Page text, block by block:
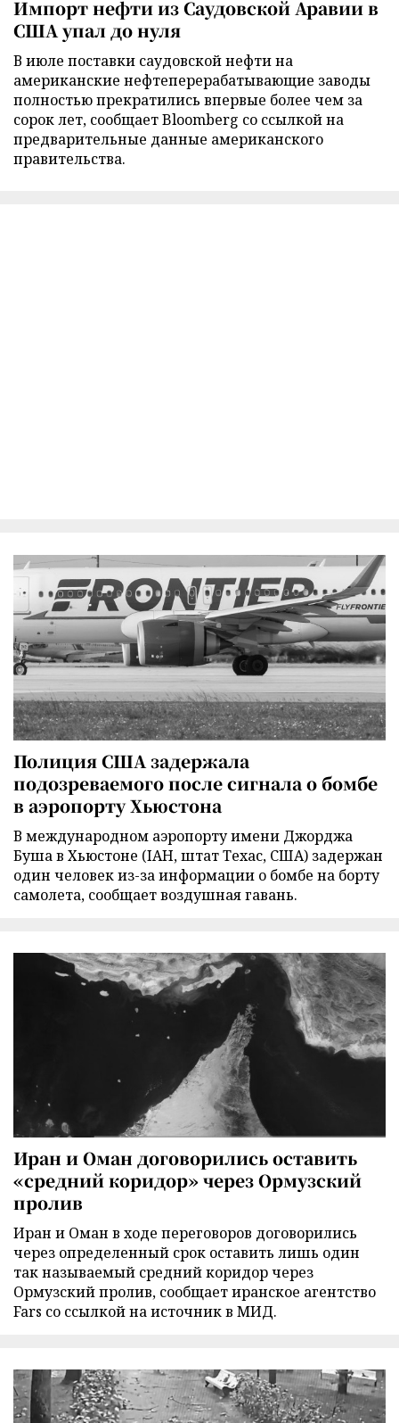
Импорт нефти из Саудовской Аравии в
США упал до нуля
В июле поставки саудовской нефти на
американские нефтеперерабатывающие заводы
полностью прекратились впервые более чем за
сорок лет, сообщает Bloomberg со ссылкой на
предварительные данные американского
правительства.
Полиция США задержала
подозреваемого после сигнала о бомбе
в аэропорту Хьюстона
В международном аэропорту имени Джорджа
Буша в Хьюстоне (IAH, штат Техас, США) задержан
один человек из-за информации о бомбе на борту
самолета, сообщает воздушная гавань.
Иран и Оман договорились оставить
«средний коридор» через Ормузский
пролив
Иран и Оман в ходе переговоров договорились
через определенный срок оставить лишь один
так называемый средний коридор через
Ормузский пролив, сообщает иранское агентство
Fars со ссылкой на источник в МИД.